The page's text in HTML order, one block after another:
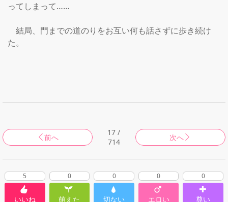
ってしまって……
結局、門までの道のりをお互い何も話さずに歩き続け
た。
前へ
17 /
714
次へ
5
いいね
0
萌えた
0
切ない
0
エロい
0
尊い